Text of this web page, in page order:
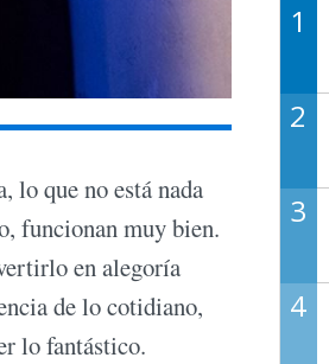
lo que no está nada
funcionan muy bien.
en alegoría
de lo cotidiano,
lo fantástico.
1
2
3
4